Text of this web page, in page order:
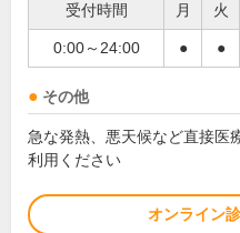
受付時間 月 火
0:00～24:00 ● ●
その他
急な発熱、悪天候など直接医
利用ください
オンライン